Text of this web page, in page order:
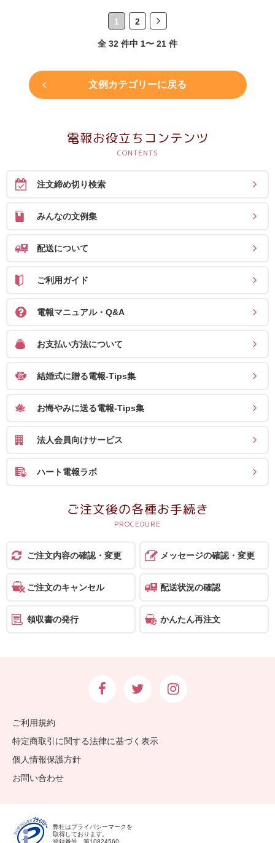
1 2
全 32 件中 1〜 21 件
文例カテゴリーに戻る
電報お役立ちコンテンツ
注文締め切り検索
みんなの文例集
配送について
ご利用ガイド
電報マニュアル・Q&A
お支払い方法について
結婚式に贈る電報-Tips集
お悔やみに送る電報-Tips集
法人会員向けサービス
ハート電報ラボ
ご注文後の各種お手続き
ご注文内容の確認・変更 メッセージの確認・変更
ご注文のキャンセル 配送状況の確認
領収書の発行 かんたん再注文
ご利用規約
特定商取引に関する法律に基づく表示
個人情報保護方針
お問い合わせ
弊社はプライバシーマークを
取得しております。
登録番号 第10824560